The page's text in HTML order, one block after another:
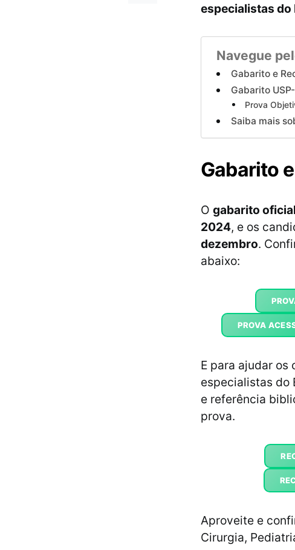
especialistas do
Navegue
Gabarito e
Gabarito
Prova
Saiba mais
Gabarito
O gabarito oficial
2024, e os
dezembro.
abaixo:
PROVA
E para ajudar os
especialistas do
e referência
prova.
Aproveite e
Cirurgia,